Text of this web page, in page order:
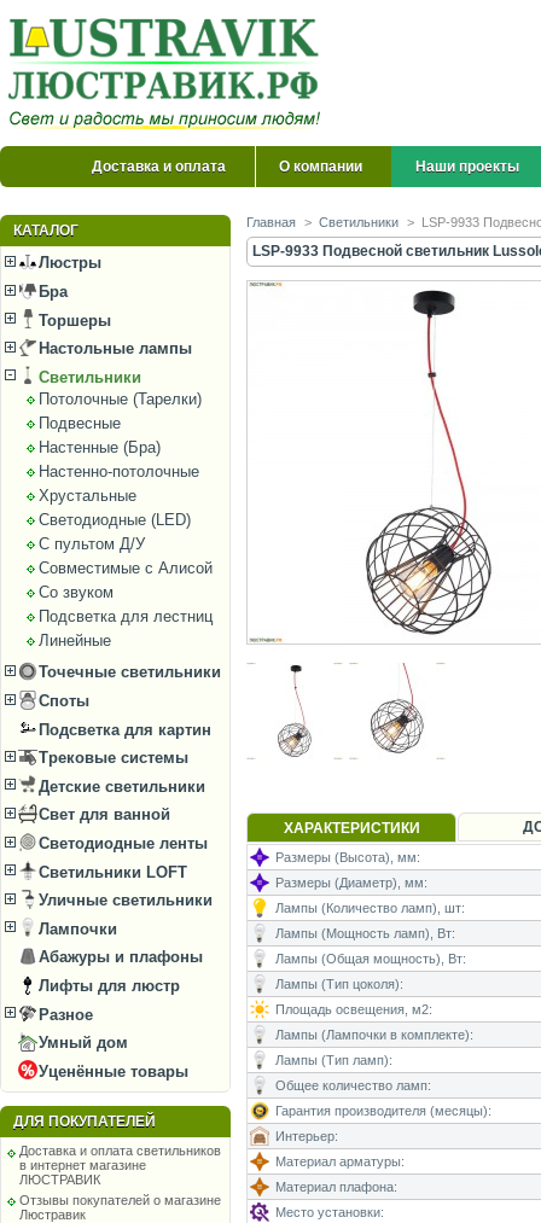
Доставка и оплата О компании Наши проекты
КАТАЛОГ
Люстры
Бра
Торшеры
Настольные лампы
Светильники
Потолочные (Тарелки)
Подвесные
Настенные (Бра)
Настенно-потолочные
Хрустальные
Светодиодные (LED)
С пультом Д/У
Совместимые с Алисой
Со звуком
Подсветка для лестниц
Линейные
Точечные светильники
Споты
Подсветка для картин
Трековые системы
Детские светильники
Свет для ванной
Светодиодные ленты
Светильники LOFT
Уличные светильники
Лампочки
Абажуры и плафоны
Лифты для люстр
Разное
Умный дом
Уценённые товары
ДЛЯ ПОКУПАТЕЛЕЙ
Доставка и оплата светильников
в интернет магазине
ЛЮСТРАВИК
Отзывы покупателей о магазине
Люстравик
Главная > Светильники > LSP-9933
LSP-9933 Подвесной светильник
ХАРАКТЕРИСТИКИ
Размеры (Высота), мм:
Размеры (Диаметр), мм:
Лампы (Количество ламп), шт:
Лампы (Мощность ламп), Вт:
Лампы (Общая мощность), Вт:
Лампы (Тип цоколя):
Площадь освещения, м2:
Лампы (Лампочки в комплекте):
Лампы (Тип ламп):
Общее количество ламп:
Гарантия производителя (месяцы):
Интерьер:
Материал арматуры:
Материал плафона:
Место установки: